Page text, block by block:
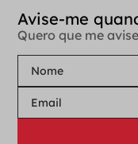
Quero que me